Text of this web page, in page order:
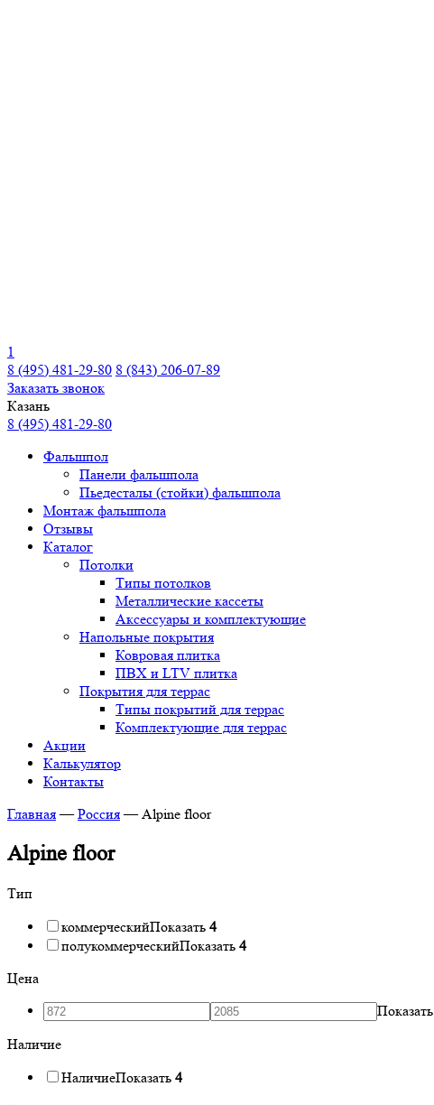
1
8 (495) 481-29-80 8 (843) 206-07-89
Заказать звонок
Казань
8 (495) 481-29-80
Фальшпол
Панели фальшпола
Пьедесталы (стойки) фальшпола
Монтаж фальшпола
Отзывы
Каталог
Потолки
Типы потолков
Металлические кассеты
Аксессуары и комплектующие
Напольные покрытия
Ковровая плитка
ПВХ и LTV плитка
Покрытия для террас
Типы покрытий для террас
Комплектующие для террас
Акции
Калькулятор
Контакты
Главная — Россия — Alpine floor
Alpine floor
Тип
коммерческийПоказать 4
полукоммерческийПоказать 4
Цена
Показать
Наличие
НаличиеПоказать 4